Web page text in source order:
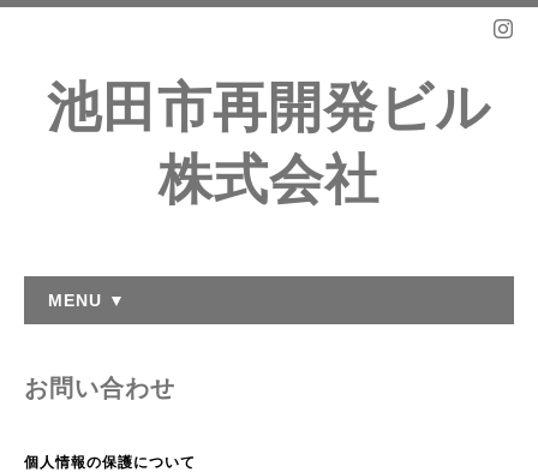
池田市再開発ビル
株式会社
MENU ▼
お問い合わせ
個人情報の保護について